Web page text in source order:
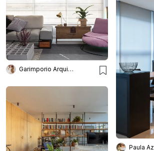
Garimporio Arquitetura